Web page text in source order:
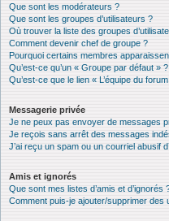
Que sont les modérateurs ?
Que sont les groupes d’utilisateurs ?
Où trouver la liste des groupes
Comment devenir chef de groupe ?
Pourquoi certains membres
Qu’est-ce qu’un « Groupe par défaut » ?
Qu’est-ce que le lien « L’équipe du
Messagerie privée
Je ne peux pas envoyer de messages
Je reçois sans arrêt des messages
J’ai reçu un spam ou un courriel abusif
Amis et ignorés
Que sont mes listes d’amis et d’ignorés
Comment puis-je ajouter/supprimer des